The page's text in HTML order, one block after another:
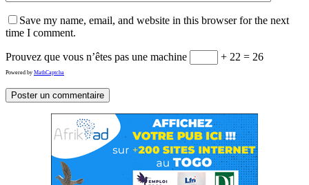
Save my name, email, and website in this browser for the next
time I comment.
Prouvez que vous n’êtes pas une machine + 22 = 26
Powered by MathCaptcha